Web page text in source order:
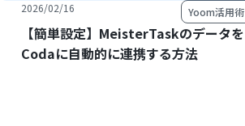
2026/02/16 Yoom活用術
【簡単設定】MeisterTaskのデータを
Codaに自動的に連携する方法